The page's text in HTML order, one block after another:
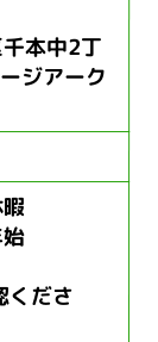
本中2丁
ジアーク
くださ